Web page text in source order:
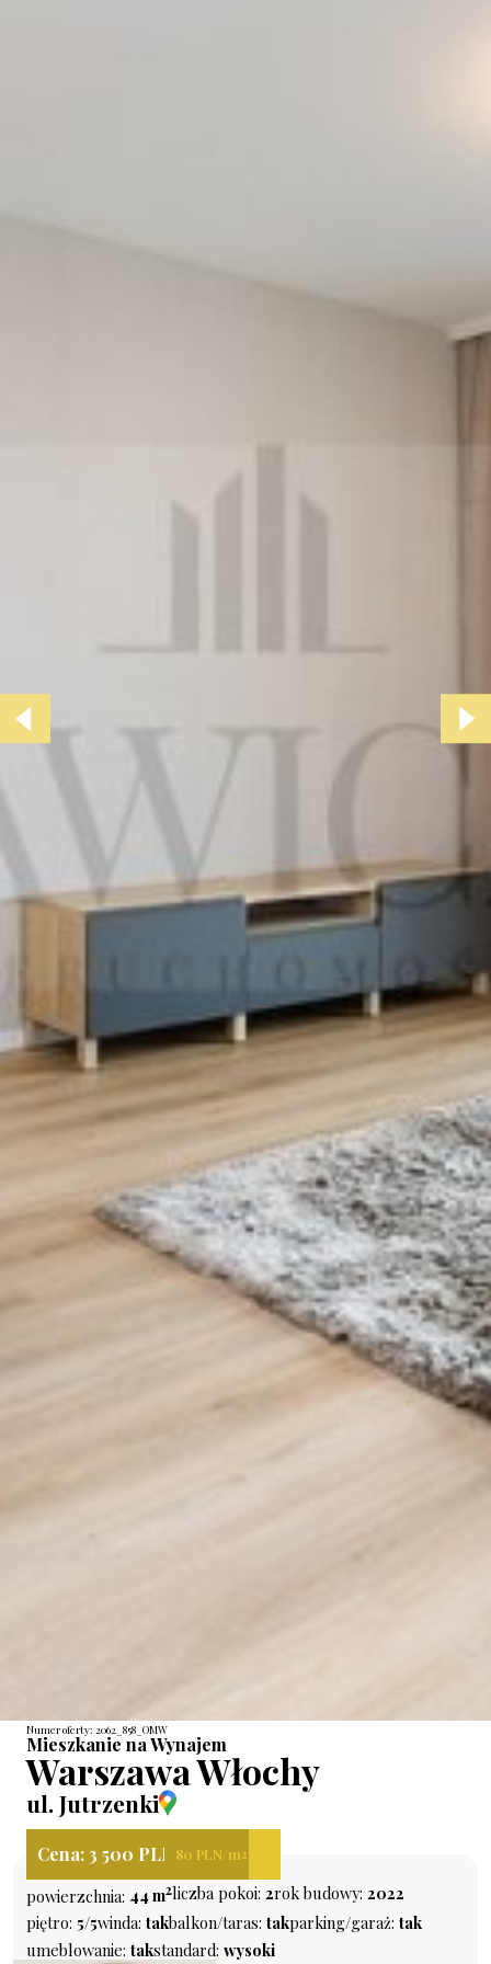
Numer oferty: 2062_858_OMW
Mieszkanie na Wynajem
Warszawa Włochy
ul. Jutrzenki
Cena: 3 500 PLN 80 PLN/m 2
powierzchnia: 44 m2liczba pokoi: 2rok budowy: 2022
piętro: 5/5winda: takbalkon/taras: takparking/garaż: tak
umeblowanie: takstandard: wysoki